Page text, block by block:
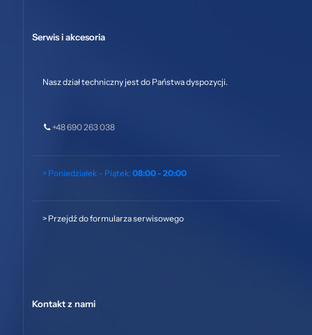
Serwis i akcesoria
Nasz dział techniczny jest do Państwa dyspozycji.
+48 690 263 038
> Poniedziałek – Piątek: 08:00 - 20:00
> Przejdź do formularza serwisowego
Kontakt z nami